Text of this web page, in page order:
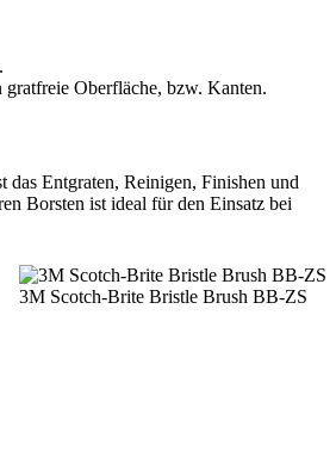
Oberfläche, bzw. Kanten.
Entgraten, Reinigen, Finishen und
Borsten ist ideal für den Einsatz bei
3M Scotch-Brite Bristle Brush BB-ZS